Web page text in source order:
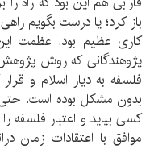
باز کرد؛ یا درست بگویم
کاری عظیم بود. عظمت
پژوهندگانی که روش
فلسفه به دیار اسلام و
بدون مشکل بوده است. حتی
کسی بیاید و اعتبار فلسفه
موافق با اعتقادات زمان